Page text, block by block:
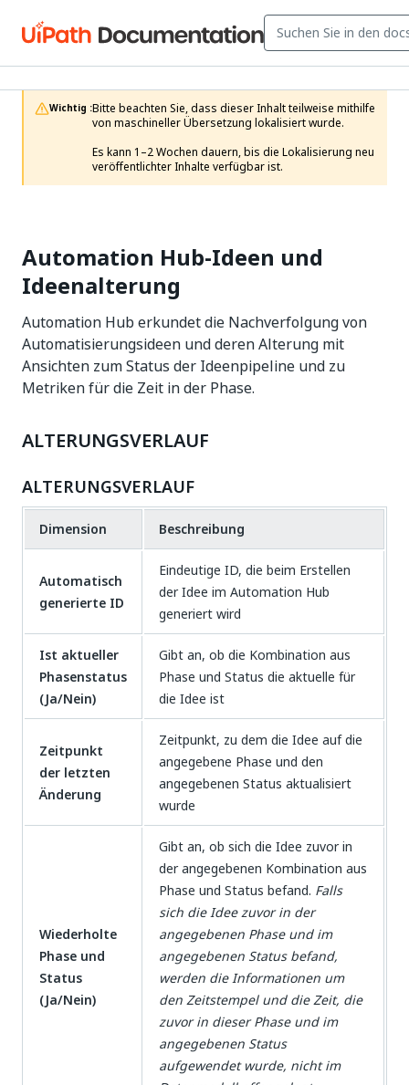
Wichtig :Bitte beachten Sie, dass dieser Inhalt teilweise mithilfe
von maschineller Übersetzung lokalisiert wurde.
Es kann 1–2 Wochen dauern, bis die Lokalisierung neu
veröffentlichter Inhalte verfügbar ist.
Automation Hub-Ideen und
Ideenalterung
Automation Hub erkundet die Nachverfolgung von
Automatisierungsideen und deren Alterung mit
Ansichten zum Status der Ideenpipeline und zu
Metriken für die Zeit in der Phase.
ALTERUNGSVERLAUF
ALTERUNGSVERLAUF
Dimension Beschreibung
Automatisch
generierte ID
Eindeutige ID, die beim Erstellen
der Idee im Automation Hub
generiert wird
Ist aktueller
Phasenstatus
(Ja/Nein)
Gibt an, ob die Kombination aus
Phase und Status die aktuelle für
die Idee ist
Zeitpunkt
der letzten
Änderung
Zeitpunkt, zu dem die Idee auf die
angegebene Phase und den
angegebenen Status aktualisiert
wurde
Wiederholte
Phase und
Status
(Ja/Nein)
Gibt an, ob sich die Idee zuvor in
der angegebenen Kombination aus
Phase und Status befand. Falls
sich die Idee zuvor in der
angegebenen Phase und im
angegebenen Status befand,
werden die Informationen um
den Zeitstempel und die Zeit, die
zuvor in dieser Phase und im
angegebenen Status
aufgewendet wurde, nicht im